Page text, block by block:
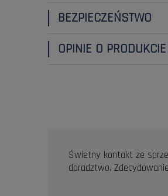
BEZPIECZEŃSTWO
OPINIE O
Świetny kontakt ze
doradztwo.